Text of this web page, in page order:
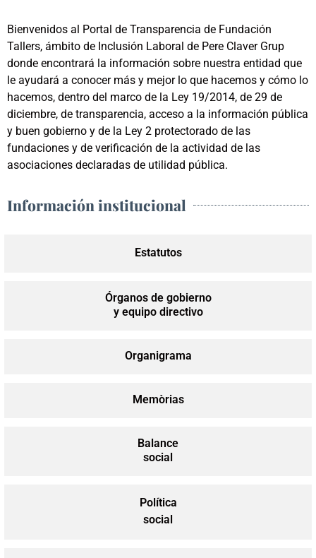
Bienvenidos al Portal de Transparencia de Fundación
Tallers, ámbito de Inclusión Laboral de Pere Claver Grup
donde encontrará la información sobre nuestra entidad que
le ayudará a conocer más y mejor lo que hacemos y cómo lo
hacemos, dentro del marco de la Ley 19/2014, de 29 de
diciembre, de transparencia, acceso a la información pública
y buen gobierno y de la Ley 2 protectorado de las
fundaciones y de verificación de la actividad de las
asociaciones declaradas de utilidad pública.
Información institucional
Estatutos
Órganos de gobierno
y equipo directivo
Organigrama
Memòrias
Balance
social
Política
social